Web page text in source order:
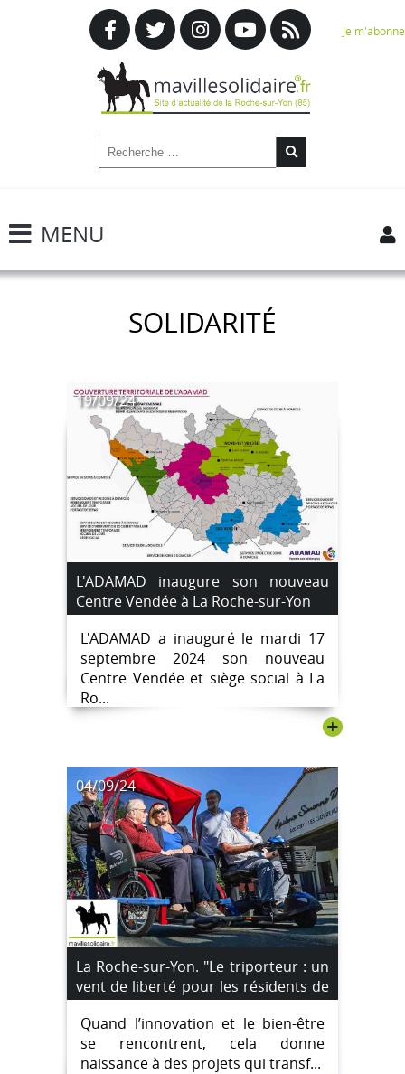
Je m'abonne
MENU
SOLIDARITÉ
19/09/24
L'ADAMAD inaugure son nouveau
Centre Vendée à La Roche-sur-Yon
L'ADAMAD a inauguré le mardi 17
septembre 2024 son nouveau
Centre Vendée et siège social à La
Ro...
+
04/09/24
La Roche-sur-Yon. "Le triporteur : un
vent de liberté pour les résidents de
l'EHPAD Simone Moreau à Aubigny-
Les Clouzeaux"
Quand l’innovation et le bien-être
se rencontrent, cela donne
naissance à des projets qui transf...